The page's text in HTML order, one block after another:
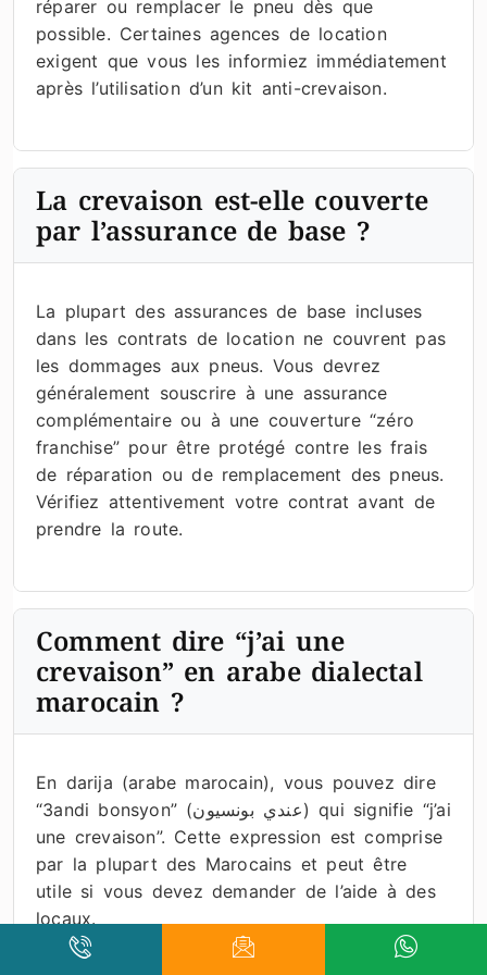
réparer ou remplacer le pneu dès que
possible. Certaines agences de location
exigent que vous les informiez immédiatement
après l’utilisation d’un kit anti-crevaison.
La crevaison est-elle couverte
par l’assurance de base ?
La plupart des assurances de base incluses
dans les contrats de location ne couvrent pas
les dommages aux pneus. Vous devrez
généralement souscrire à une assurance
complémentaire ou à une couverture “zéro
franchise” pour être protégé contre les frais
de réparation ou de remplacement des pneus.
Vérifiez attentivement votre contrat avant de
prendre la route.
Comment dire “j’ai une
crevaison” en arabe dialectal
marocain ?
En darija (arabe marocain), vous pouvez dire
“3andi bonsyon” (عندي بونسيون) qui signifie “j’ai
une crevaison”. Cette expression est comprise
par la plupart des Marocains et peut être
utile si vous devez demander de l’aide à des
locaux.